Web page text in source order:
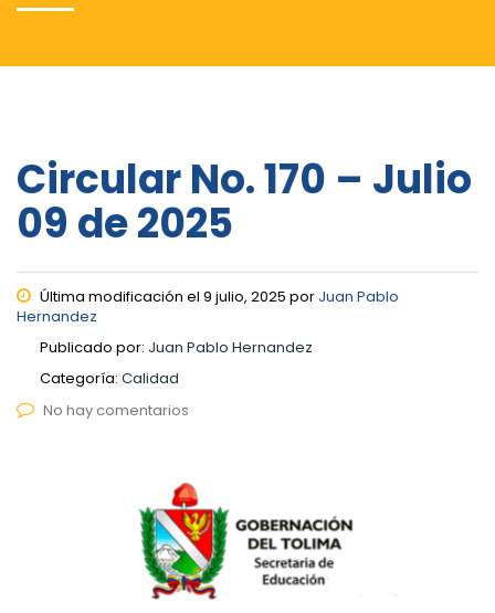
Circular No. 170 – Julio
09 de 2025
Última modificación el 9 julio, 2025 por Juan Pablo
Hernandez
Publicado por: Juan Pablo Hernandez
Categoría: Calidad
No hay comentarios